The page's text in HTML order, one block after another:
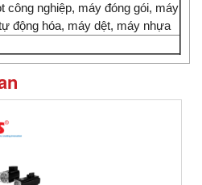
công nghiệp, máy đóng gói, máy
động hóa, máy dệt, máy nhựa